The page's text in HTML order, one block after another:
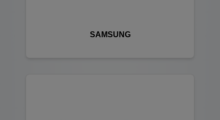
SAMSUNG